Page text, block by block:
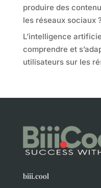
produire des
les réseaux sociaux ?
L’intelligence
comprendre et
utilisateurs sur les
biii.cool